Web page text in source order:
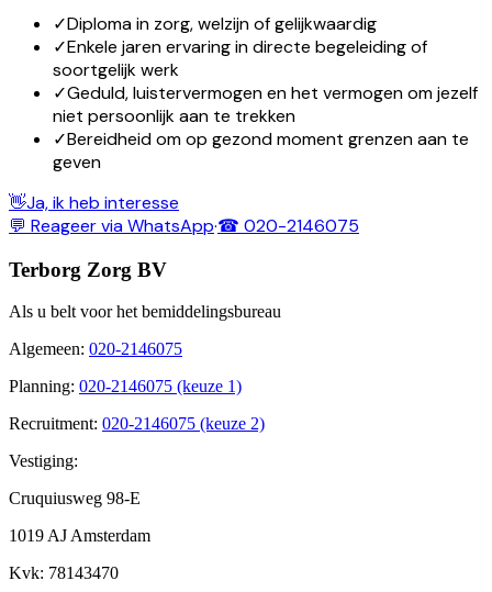
✓Diploma in zorg, welzijn of gelijkwaardig
✓Enkele jaren ervaring in directe begeleiding of
soortgelijk werk
✓Geduld, luistervermogen en het vermogen om jezelf
niet persoonlijk aan te trekken
✓Bereidheid om op gezond moment grenzen aan te
geven
👋Ja, ik heb interesse
💬 Reageer via WhatsApp·☎ 020-2146075
Terborg Zorg BV
Als u belt voor het bemiddelingsbureau
Algemeen: 020-2146075
Planning: 020-2146075 (keuze 1)
Recruitment: 020-2146075 (keuze 2)
Vestiging:
Cruquiusweg 98-E
1019 AJ Amsterdam
Kvk: 78143470